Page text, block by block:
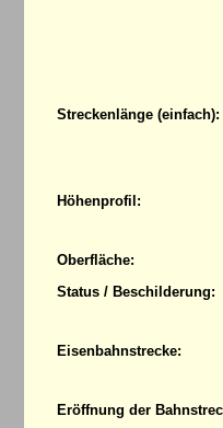
Streckenlänge (einfach):
Höhenprofil:
Oberfläche:
Status / Beschilderung:
Eisenbahnstrecke:
Eröffnung der